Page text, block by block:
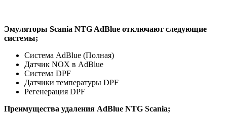
Эмуляторы Scania NTG AdBlue отключают следующие
системы;
Система AdBlue (Полная)
Датчик NOX в AdBlue
Система DPF
Датчики температуры DPF
Регенерация DPF
Преимущества удаления AdBlue NTG Scania;